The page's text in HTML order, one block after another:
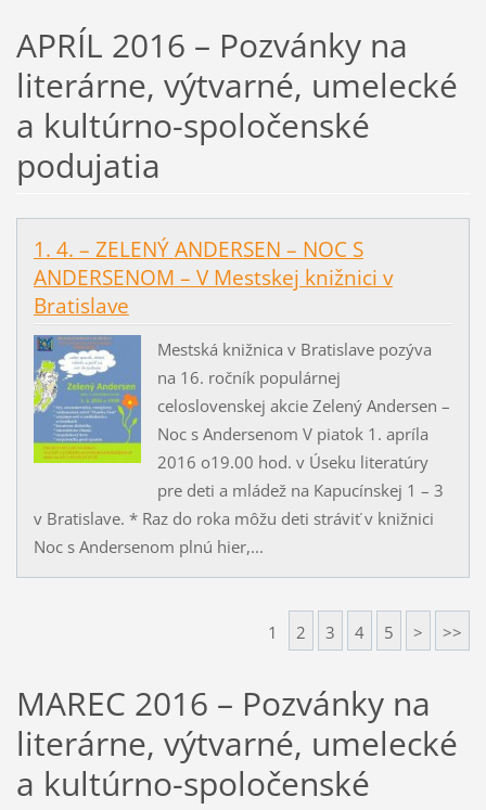
APRÍL 2016 – Pozvánky na
literárne, výtvarné, umelecké
a kultúrno-spoločenské
podujatia
1. 4. – ZELENÝ ANDERSEN – NOC S
ANDERSENOM – V Mestskej knižnici v
Bratislave
Mestská knižnica v Bratislave pozýva
na 16. ročník populárnej
celoslovenskej akcie Zelený Andersen –
Noc s Andersenom V piatok 1. apríla
2016 o19.00 hod. v Úseku literatúry
pre deti a mládež na Kapucínskej 1 – 3
v Bratislave. * Raz do roka môžu deti stráviť v knižnici
Noc s Andersenom plnú hier,...
1 2 3 4 5 > >>
MAREC 2016 – Pozvánky na
literárne, výtvarné, umelecké
a kultúrno-spoločenské